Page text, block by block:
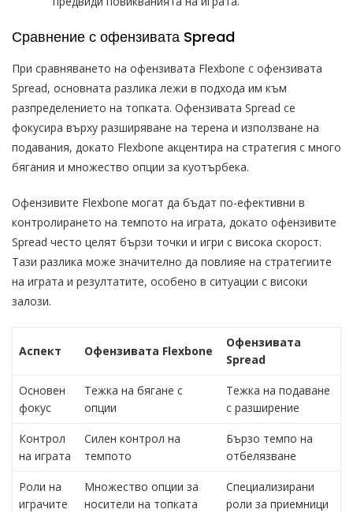
Сравнение с офензивата Spread
При сравняването на офензивата Flexbone с офензивата
Spread, основната разлика лежи в подхода им към
разпределението на топката. Офензивата Spread се
фокусира върху разширяване на терена и използване на
подавания, докато Flexbone акцентира на стратегия с много
бягания и множество опции за куотърбека.
Офензивите Flexbone могат да бъдат по-ефективни в
контролирането на темпото на играта, докато офензивите
Spread често целят бързи точки и игри с висока скорост.
Тази разлика може значително да повлияе на стратегиите
на играта и резултатите, особено в ситуации с високи
залози.
Аспект Офензивата Flexbone
Офензивата
Spread
Основен
фокус
Тежка на бягане с
опции
Тежка на подаване
с разширение
Контрол
на играта
Силен контрол на
темпото
Бързо темпо на
отбелязване
Роли на
играчите
Множество опции за
носители на топката
Специализирани
роли за приемници